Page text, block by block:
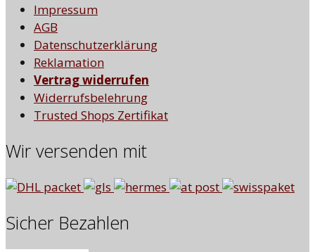
Impressum
AGB
Datenschutzerklärung
Reklamation
Vertrag widerrufen
Widerrufsbelehrung
Trusted Shops Zertifikat
Wir versenden mit
Sicher Bezahlen